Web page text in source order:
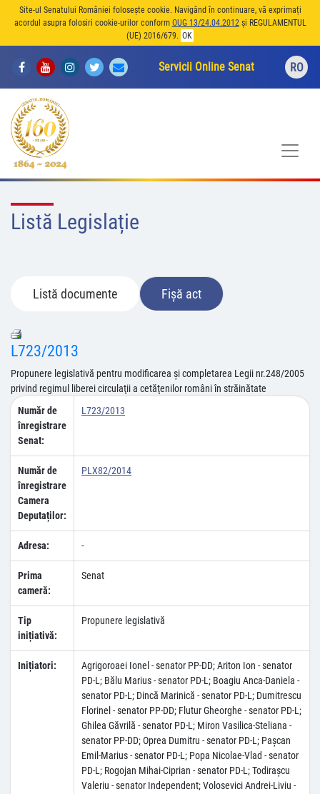
Site-ul Senatului României folosește cookie. Navigând în continuare, vă exprimați
acordul asupra folosiri cookie-urilor conform OUG 13/24.04.2012și REGULAMENTUL
(UE) 2016/679. OK
Servicii Online Senat RO
Listă Legislație
Listă documente Fișă act
L723/2013
Propunere legislativă pentru modificarea şi completarea Legii nr.248/2005
privind regimul liberei circulaţii a cetăţenilor români în străinătate
Număr de
înregistrare
Senat:
L723/2013
Număr de
înregistrare
Camera
Deputaților:
PLX82/2014
Adresa: -
Prima
cameră:
Senat
Tip
inițiativă:
Propunere legislativă
Inițiatori:
Agrigoroaei Ionel - senator PP-DD; Ariton Ion - senator
PD-L; Bălu Marius - senator PD-L; Boagiu Anca-Daniela -
senator PD-L; Dincă Marinică - senator PD-L; Dumitrescu
Florinel - senator PP-DD; Flutur Gheorghe - senator PD-L;
Ghilea Găvrilă - senator PD-L; Miron Vasilica-Steliana -
senator PP-DD; Oprea Dumitru - senator PD-L; Paşcan
Emil-Marius - senator PD-L; Popa Nicolae-Vlad - senator
PD-L; Rogojan Mihai-Ciprian - senator PD-L; Todiraşcu
Valeriu - senator Independent; Volosevici Andrei-Liviu -